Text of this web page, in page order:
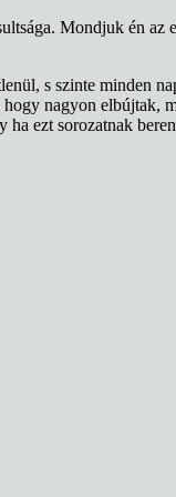
Mondjuk én az
s szinte minden
nagyon elbújtak,
ezt sorozatnak